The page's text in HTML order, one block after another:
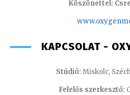
Köszönettel:
www.oxyge
KAPCSOLAT -
Stúdió: Miskolc,
Felelős szerkesztő: